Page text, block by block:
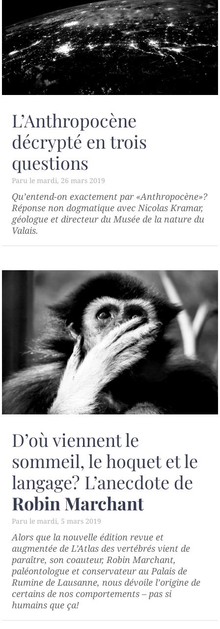
L’Anthropocène
décrypté en trois
questions
mardi, 26 mars 2019
Qu’entend-on exactement par «Anthropocène»?
Réponse non dogmatique avec Nicolas Kramar,
géologue et directeur du Musée de la nature du
Valais.
D’où viennent le
sommeil, le hoquet et le
langage? L’anecdote de
Robin Marchant
mardi, 5 mars 2019
Alors que la nouvelle édition revue et
augmentée deL’Atlas des vertébrés vient de
paraître, son coauteur, Robin Marchant,
paléontologue et conservateur au Palais de
Rumine de Lausanne, nous dévoile l’origine de
certains de nos comportements – pas si
humains que ça!